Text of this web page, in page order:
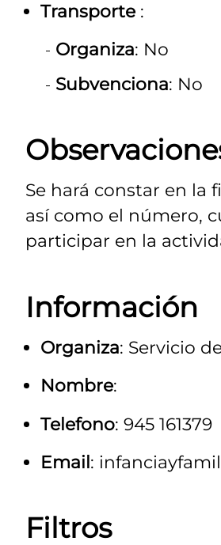
Transporte :
Organiza: No
Subvenciona: No
Se hará constar en la
así como el número,
participar en la
Información
Organiza: Servicio
Nombre:
Telefono: 945 161379
Email:
Filtros